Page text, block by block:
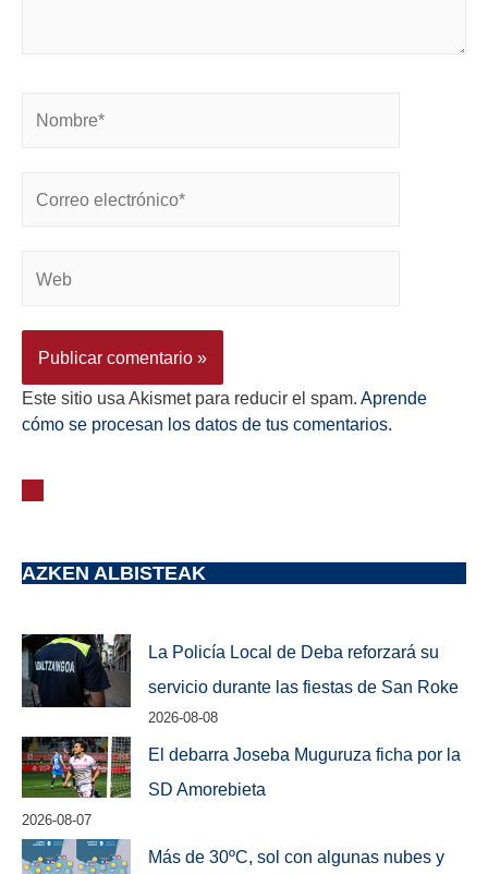
Este sitio usa Akismet para reducir el spam. Aprende
cómo se procesan los datos de tus comentarios.
AZKEN ALBISTEAK
La Policía Local de Deba reforzará su
servicio durante las fiestas de San Roke
2026-08-08
El debarra Joseba Muguruza ficha por la
SD Amorebieta
2026-08-07
Más de 30ºC, sol con algunas nubes y